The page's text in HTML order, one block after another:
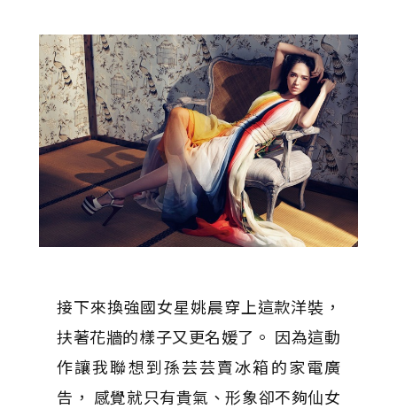
接下來換強國女星姚晨穿上這款洋裝，
扶著花牆的樣子又更名媛了。 因為這動
作讓我聯想到孫芸芸賣冰箱的家電廣
告， 感覺就只有貴氣、形象卻不夠仙女